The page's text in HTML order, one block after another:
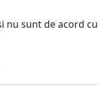
nu sunt de acord cu